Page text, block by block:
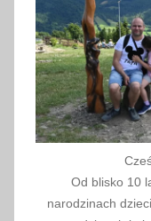
2
0
2
1
Od blisko 10
narodzinach